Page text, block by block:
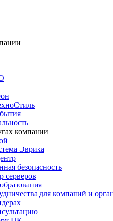
компании
Эврика
безопасность
серверов
для компаний и